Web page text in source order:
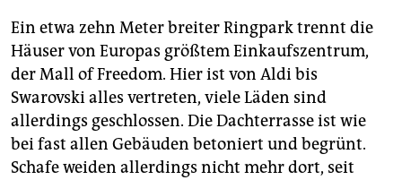
Ein etwa zehn Meter breiter Ringpark trennt die
Häuser von Europas größtem Einkaufszentrum,
der Mall of Freedom. Hier ist von Aldi bis
Swarovski alles vertreten, viele Läden sind
allerdings geschlossen. Die Dachterrasse ist wie
bei fast allen Gebäuden betoniert und begrünt.
Schafe weiden allerdings nicht mehr dort, seit